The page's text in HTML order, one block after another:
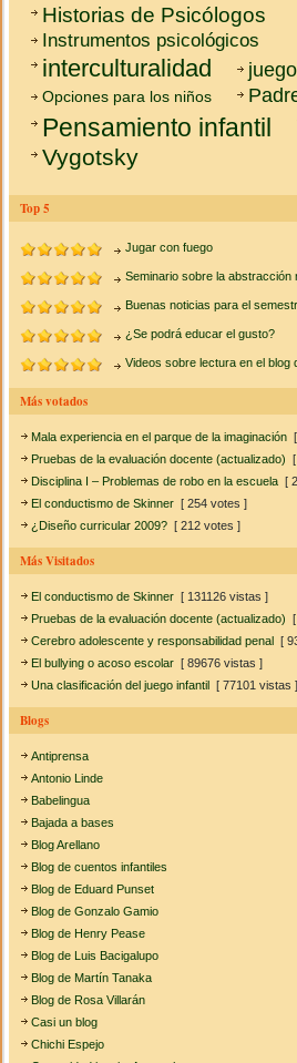
Historias de Psicólogos
Instrumentos psicológicos
interculturalidad juego
Opciones para los niños
Pensamiento infantil
Vygotsky
Top 5
Jugar con fuego
Seminario sobre la abstracción
Buenas noticias para el
¿Se podrá educar el gusto?
Videos sobre lectura en el blog
Más votados
Mala experiencia en el parque de la imaginación
Pruebas de la evaluación docente (actualizado)
Disciplina I – Problemas de robo en la escuela [
El conductismo de Skinner [ 254 votes ]
¿Diseño curricular 2009? [ 212 votes ]
Más Visitados
El conductismo de Skinner [ 131126 vistas ]
Pruebas de la evaluación docente (actualizado)
Cerebro adolescente y responsabilidad penal [
El bullying o acoso escolar [ 89676 vistas ]
Una clasificación del juego infantil [ 77101 vistas ]
Blogs
Antiprensa
Antonio Linde
Babelingua
Bajada a bases
Blog Arellano
Blog de cuentos infantiles
Blog de Eduard Punset
Blog de Gonzalo Gamio
Blog de Henry Pease
Blog de Luis Bacigalupo
Blog de Martín Tanaka
Blog de Rosa Villarán
Casi un blog
Chichi Espejo